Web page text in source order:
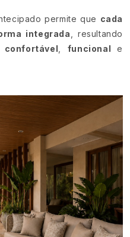
permite que cada
integrada , resultando
confortável funcionale